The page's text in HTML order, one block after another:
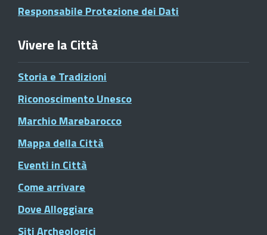
Responsabile Protezione dei Dati
Vivere la Città
Storia e Tradizioni
Riconoscimento Unesco
Marchio Marebarocco
Mappa della Città
Eventi in Città
Come arrivare
Dove Alloggiare
Siti Archeologici